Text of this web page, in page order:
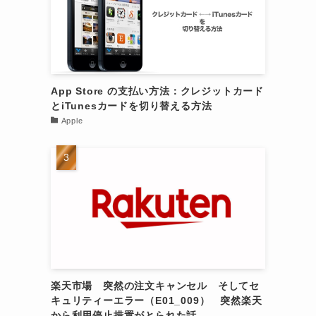
App Store の支払い方法：クレジットカード
とiTunesカードを切り替える方法
Apple
楽天市場 突然の注文キャンセル そしてセ
キュリティーエラー（E01_009） 突然楽天